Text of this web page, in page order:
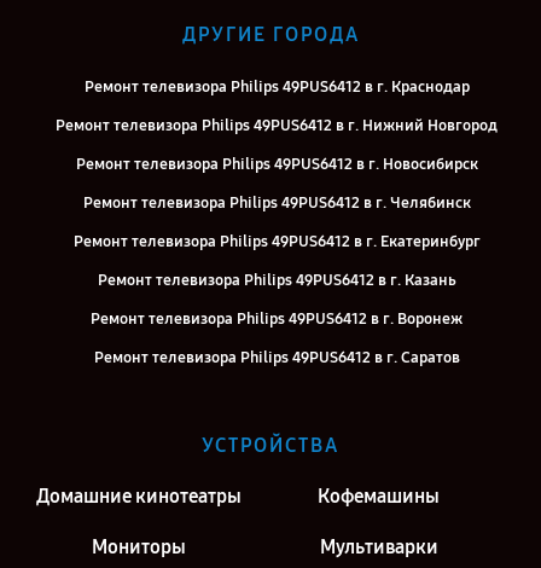
ДРУГИЕ ГОРОДА
Ремонт телевизора Philips 49PUS6412 в г. Краснодар
Ремонт телевизора Philips 49PUS6412 в г. Нижний Новгород
Ремонт телевизора Philips 49PUS6412 в г. Новосибирск
Ремонт телевизора Philips 49PUS6412 в г. Челябинск
Ремонт телевизора Philips 49PUS6412 в г. Екатеринбург
Ремонт телевизора Philips 49PUS6412 в г. Казань
Ремонт телевизора Philips 49PUS6412 в г. Воронеж
Ремонт телевизора Philips 49PUS6412 в г. Саратов
Ремонт телевизора Philips 49PUS6412 в г. Москва
УСТРОЙСТВА
Домашние кинотеатры Кофемашины
Мониторы Мультиварки